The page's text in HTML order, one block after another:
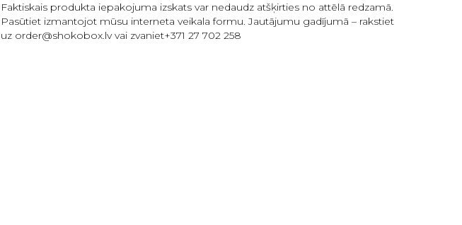
Faktiskais produkta iepakojuma izskats var nedaudz atšķirties no attēlā redzamā.
Pasūtiet izmantojot mūsu interneta veikala formu. Jautājumu gadījumā – rakstiet
uz order@shokobox.lv vai zvaniet+371 27 702 258